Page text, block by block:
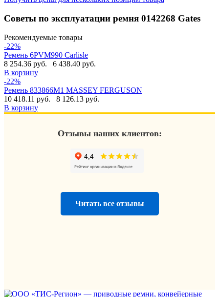
Советы по эксплуатации ремня 0142268 Gates
Рекомендуемые товары
-22%
Ремень 6PVM990 Carlisle
8 254.36 руб.
6 438.40 руб.
В корзину
-22%
Ремень 833866M1 MASSEY FERGUSON
10 418.11 руб.
8 126.13 руб.
В корзину
Отзывы наших клиентов:
Читать все отзывы